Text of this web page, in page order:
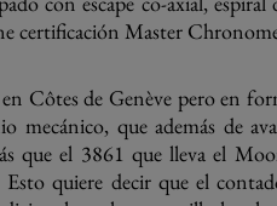
certificación Master
Côtes de Genève pero en
mecánico, que además de
que el 3861 que lleva el
quiere decir que el